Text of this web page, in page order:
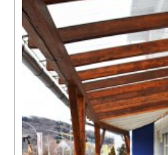
Kontakt
AGB, Nutzungsbedingungen
Impressum